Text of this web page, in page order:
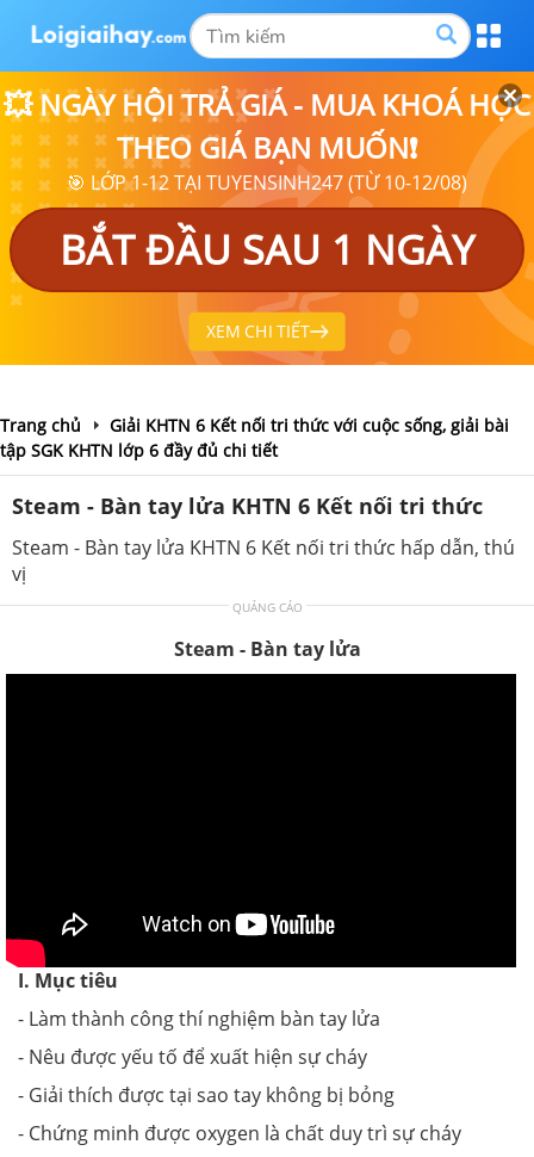
💥 NGÀY HỘI TRẢ GIÁ - MUA KHOÁ HỌC
THEO GIÁ BẠN MUỐN❗
🎯 LỚP 1-12 TẠI TUYENSINH247 (TỪ 10-12/08)
BẮT ĐẦU SAU 1 NGÀY
XEM CHI TIẾT
Trang chủ
Giải KHTN 6 Kết nối tri thức với cuộc sống, giải bài
tập SGK KHTN lớp 6 đầy đủ chi tiết
Steam - Bàn tay lửa KHTN 6 Kết nối tri thức
Steam - Bàn tay lửa KHTN 6 Kết nối tri thức hấp dẫn, thú
vị
QUẢNG CÁO
Steam - Bàn tay lửa
I. Mục tiêu
- Làm thành công thí nghiệm bàn tay lửa
- Nêu được yếu tố để xuất hiện sự cháy
- Giải thích được tại sao tay không bị bỏng
- Chứng minh được oxygen là chất duy trì sự cháy